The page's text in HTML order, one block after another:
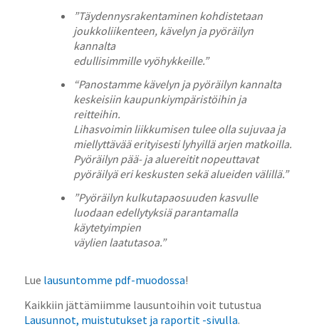
”Täydennysrakentaminen kohdistetaan
joukkoliikenteen, kävelyn ja pyöräilyn
kannalta
edullisimmille vyöhykkeille.”
“Panostamme kävelyn ja pyöräilyn kannalta
keskeisiin kaupunkiympäristöihin ja
reitteihin.
Lihasvoimin liikkumisen tulee olla sujuvaa ja
miellyttävää erityisesti lyhyillä arjen matkoilla.
Pyöräilyn pää- ja aluereitit nopeuttavat
pyöräilyä eri keskusten sekä alueiden välillä.”
”Pyöräilyn kulkutapaosuuden kasvulle
luodaan edellytyksiä parantamalla
käytetyimpien
väylien laatutasoa.”
Lue lausuntomme pdf-muodossa!
Kaikkiin jättämiimme lausuntoihin voit tutustua
Lausunnot, muistutukset ja raportit -sivulla.